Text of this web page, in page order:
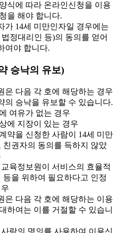
식에 따라 온라인신청을 이용
을 해야 합니다.
14세 미만인자일 경우에는
정대리인 등)의 동의를 얻어
여야 합니다.
승낙의 유보)
다음 각 호에 해당하는 경우
의 승낙을 유보할 수 있습니다.
여유가 없는 경우
에 지장이 있는 경우
약을 신청한 사람이 14세 미만
친권자의 동의를 득하지 않았
육정보원이 서비스의 효율적
등을 위하여 필요하다고 인정
다음 각 호에 해당하는 이용
하여는 이를 거절할 수 있습니
람의 명의를 사용하여 이용신